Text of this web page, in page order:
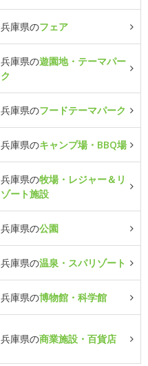
兵庫県のフェア
兵庫県の遊園地・テーマパー
ク
兵庫県のフードテーマパーク
兵庫県のキャンプ場・BBQ場
兵庫県の牧場・レジャー＆リ
ゾート施設
兵庫県の公園
兵庫県の温泉・スパリゾート
兵庫県の博物館・科学館
兵庫県の商業施設・百貨店